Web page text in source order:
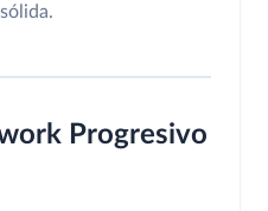
Progresivo